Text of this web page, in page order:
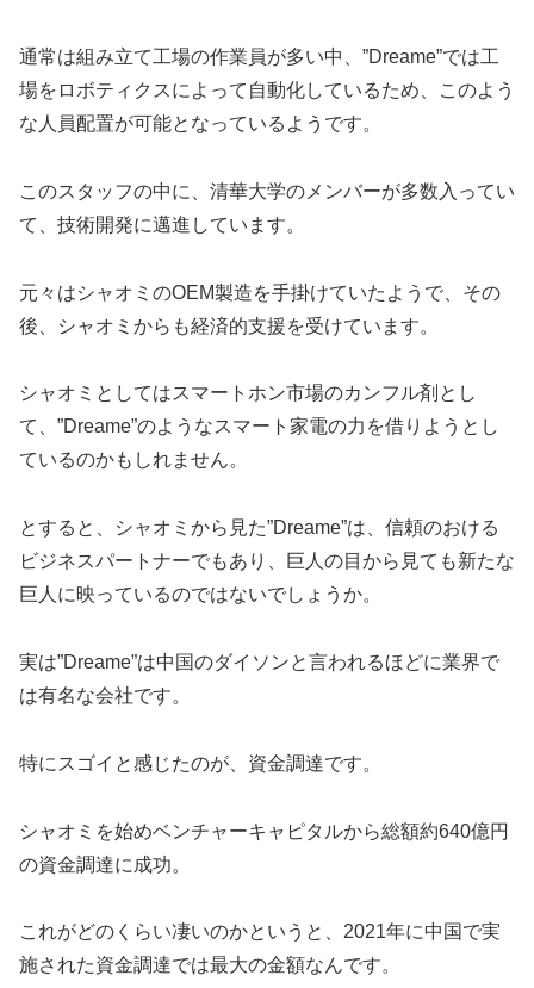
通常は組み立て工場の作業員が多い中、”Dreame”では工
場をロボティクスによって自動化しているため、このよう
な人員配置が可能となっているようです。
このスタッフの中に、清華大学のメンバーが多数入ってい
て、技術開発に邁進しています。
元々はシャオミのOEM製造を手掛けていたようで、その
後、シャオミからも経済的支援を受けています。
シャオミとしてはスマートホン市場のカンフル剤とし
て、”Dreame”のようなスマート家電の力を借りようとし
ているのかもしれません。
とすると、シャオミから見た”Dreame”は、信頼のおける
ビジネスパートナーでもあり、巨人の目から見ても新たな
巨人に映っているのではないでしょうか。
実は”Dreame”は中国のダイソンと言われるほどに業界で
は有名な会社です。
特にスゴイと感じたのが、資金調達です。
シャオミを始めベンチャーキャピタルから総額約640億円
の資金調達に成功。
これがどのくらい凄いのかというと、2021年に中国で実
施された資金調達では最大の金額なんです。